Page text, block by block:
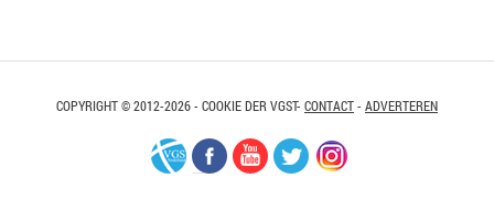
COPYRIGHT © 2012-2026 - COOKIE DER VGST- CONTACT- ADVERTEREN